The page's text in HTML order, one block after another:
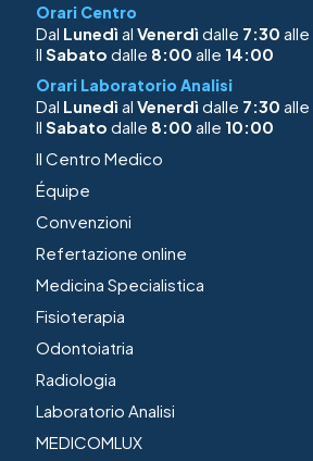
Orari Centro
Dal Lunedì al Venerdì dalle 7:30 alle
Il Sabato dalle 8:00 alle 14:00
Orari Laboratorio Analisi
Dal Lunedì al Venerdì dalle 7:30 alle
Il Sabato dalle 8:00 alle 10:00
Il Centro Medico
Équipe
Convenzioni
Refertazione online
Medicina Specialistica
Fisioterapia
Odontoiatria
Radiologia
Laboratorio Analisi
MEDICOMLUX